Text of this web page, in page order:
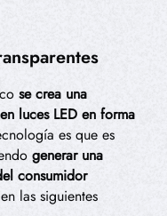
se crea una
luces LED en forma
es que es
generar una
consumidor
las siguientes